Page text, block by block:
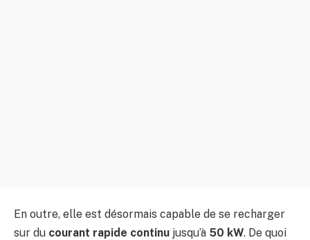
En outre, elle est désormais capable de se recharger
sur du courant rapide continu jusqu’à 50 kW. De quoi